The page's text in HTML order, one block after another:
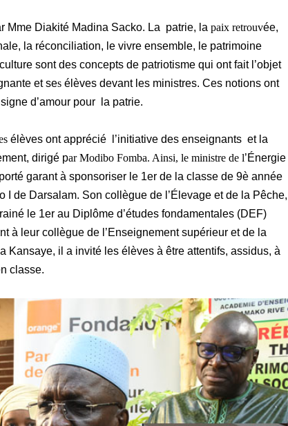
Mme Diakité Madina Sacko. La patrie, la paix retrouvée,
la réconciliation, le vivre ensemble, le patrimoine
sont des concepts de patriotisme qui ont fait l’objet
et ses élèves devant les ministres. Ces notions ont
d’amour pour la patrie.
élèves ont apprécié l’initiative des enseignants et la
dirigé par Modibo Fomba. Ainsi, le ministre de l’Énergie
garant à sponsoriser le 1er de la classe de 9è année
I de Darsalam. Son collègue de l’Élevage et de la Pêche,
le 1er au Diplôme d’études fondamentales (DEF)
à leur collègue de l’Enseignement supérieur et de la
Kansaye, il a invité les élèves à être attentifs, assidus, à
classe.